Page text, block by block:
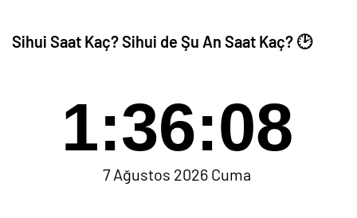
Sihui Saat Kaç? Sihui de Şu An Saat Kaç? 🕑
1:36:08
7 Ağustos 2026 Cuma